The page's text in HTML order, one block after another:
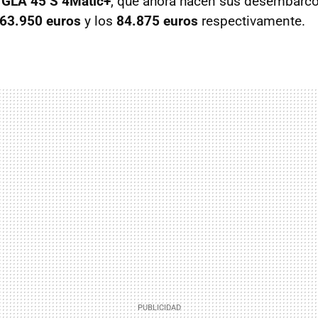
63.950 euros y los 84.875 euros respectivamente.